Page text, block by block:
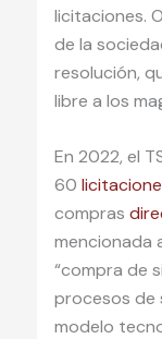
licitaciones.
de la
resolución,
libre a los
En 2022, el
60
compras
mencionada
“compra de
procesos de
modelo